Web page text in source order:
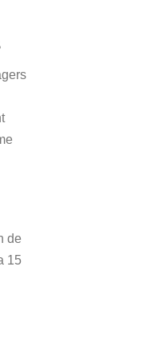
de
15